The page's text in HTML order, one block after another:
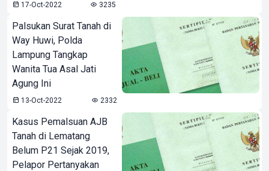
17-Oct-2022 3235
Palsukan Surat Tanah di
Way Huwi, Polda
Lampung Tangkap
Wanita Tua Asal Jati
Agung Ini
13-Oct-2022 2332
Kasus Pemalsuan AJB
Tanah di Lematang
Belum P21 Sejak 2019,
Pelapor Pertanyakan